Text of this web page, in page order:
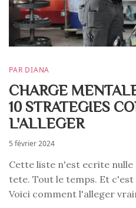
PAR DIANA
CHARGE
10 STRATEGIES
L'ALLEGER
5 février 2024
Cette liste n'est ecrite
tete. Tout le temps. Et
Voici comment l'alleger